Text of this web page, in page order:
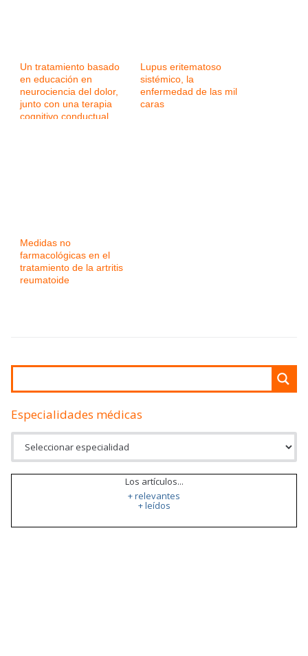
Un tratamiento basado
en educación en
neurociencia del dolor,
junto con una terapia
cognitivo conductual,
Lupus eritematoso
sistémico, la
enfermedad de las mil
caras
Medidas no
farmacológicas en el
tratamiento de la artritis
reumatoide
Especialidades médicas
Los artículos...
+ relevantes
+ leídos